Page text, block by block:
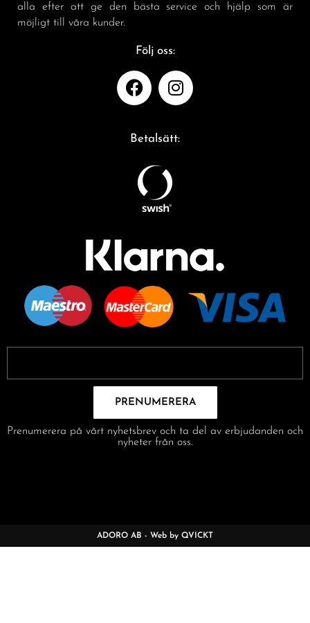
alla efter att ge den bästa service och hjälp som är
möjligt till våra kunder.
Följ oss:
Betalsätt:
PRENUMERERA
Prenumerera på vårt nyhetsbrev och ta del av erbjudanden och
nyheter från oss.
ADORO AB - Web by QVICKT